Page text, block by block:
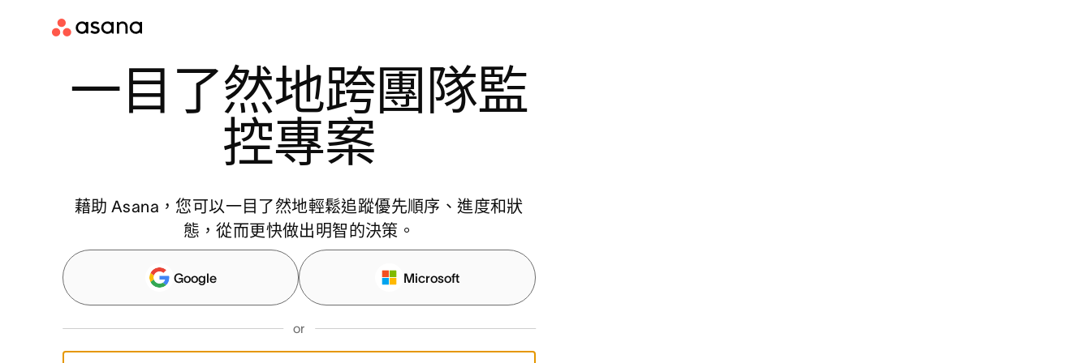
一目了然地跨團隊監
控專案
藉助 Asana，您可以一目了然地輕鬆追蹤優先順序、進度和狀
態，從而更快做出明智的決策。
Google Microsoft
or